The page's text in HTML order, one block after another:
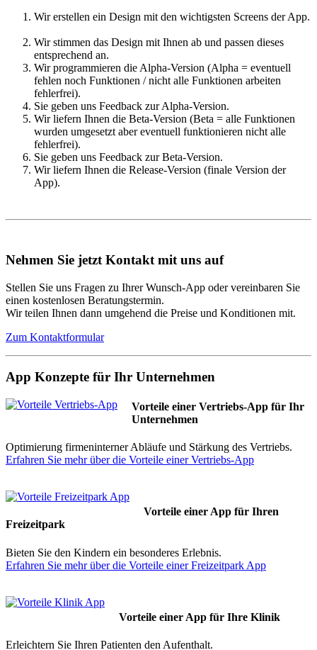
Wir erstellen ein Design mit den wichtigsten Screens der App.
Wir stimmen das Design mit Ihnen ab und passen dieses
entsprechend an.
Wir programmieren die Alpha-Version (Alpha = eventuell
fehlen noch Funktionen / nicht alle Funktionen arbeiten
fehlerfrei).
Sie geben uns Feedback zur Alpha-Version.
Wir liefern Ihnen die Beta-Version (Beta = alle Funktionen
wurden umgesetzt aber eventuell funktionieren nicht alle
fehlerfrei).
Sie geben uns Feedback zur Beta-Version.
Wir liefern Ihnen die Release-Version (finale Version der
App).
Nehmen Sie jetzt Kontakt mit uns auf
Stellen Sie uns Fragen zu Ihrer Wunsch-App oder vereinbaren Sie
einen kostenlosen Beratungstermin.
Wir teilen Ihnen dann umgehend die Preise und Konditionen mit.
Zum Kontaktformular
App Konzepte für Ihr Unternehmen
Vorteile einer Vertriebs-App für Ihr
Unternehmen
Optimierung firmeninterner Abläufe und Stärkung des Vertriebs.
Erfahren Sie mehr über die Vorteile einer Vertriebs-App
Vorteile einer App für Ihren
Freizeitpark
Bieten Sie den Kindern ein besonderes Erlebnis.
Erfahren Sie mehr über die Vorteile einer Freizeitpark App
Vorteile einer App für Ihre Klinik
Erleichtern Sie Ihren Patienten den Aufenthalt.